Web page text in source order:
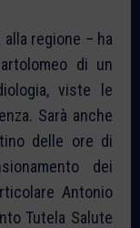
regione – ha
di un
viste le
Sarà anche
delle ore di
dei
Antonio
Tutela Salute